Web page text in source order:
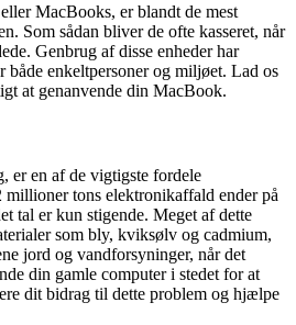
MacBooks, er blandt de mest
Som sådan bliver de ofte kasseret, når
Genbrug af disse enheder har
enkeltpersoner og miljøet. Lad os
at genanvende din MacBook.
er en af de vigtigste fordele
tons elektronikaffald ender på
tal er kun stigende. Meget af dette
som bly, kviksølv og cadmium,
jord og vandforsyninger, når det
din gamle computer i stedet for at
dit bidrag til dette problem og hjælpe